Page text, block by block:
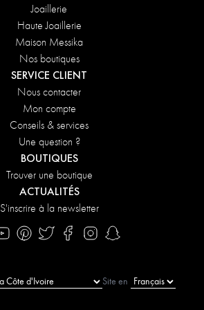
Joaillerie
Haute Joaillerie
Maison Messika
Nos boutiques
SERVICE CLIENT
Nous contacter
Mon compte
Conseils & services
Une question ?
BOUTIQUES
Trouver une boutique
ACTUALITÉS
S'inscrire à la newsletter
Site en